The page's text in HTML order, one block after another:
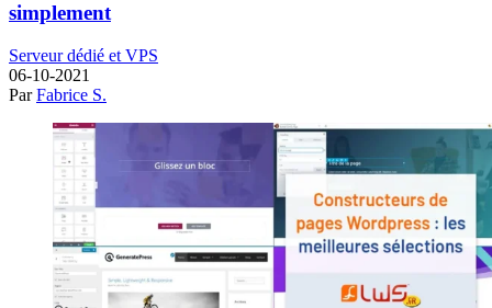
simplement
Serveur dédié et VPS
06-10-2021
ParFabrice S.